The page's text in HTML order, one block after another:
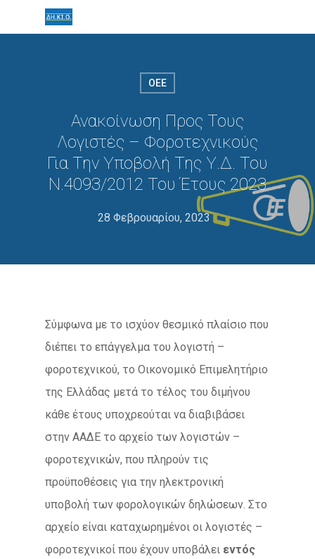
ΟΕΕ
Ανακοίνωση Προς Τους
Λογιστές – Φοροτεχνικούς
Για Την Υποβολή Της Υ.Δ. Του
Ν.4093/2012 Του Έτους 2023
28 Φεβρουαρίου, 2023
Σύμφωνα με το ισχύον θεσμικό πλαίσιο που
διέπει το επάγγελμα του λογιστή –
φοροτεχνικού, το Οικονομικό Επιμελητήριο
της Ελλάδας μετά το τέλος του διμήνου
κάθε έτους υποχρεούται να διαβιβάσει
στην ΑΑΔΕ το αρχείο των λογιστών –
φοροτεχνικών, που πληρούν τις
προϋποθέσεις για την ηλεκτρονική
υποβολή των φορολογικών δηλώσεων. Στο
αρχείο είναι καταχωρημένοι οι λογιστές –
φοροτεχνικοί που έχουν υποβάλει εντός